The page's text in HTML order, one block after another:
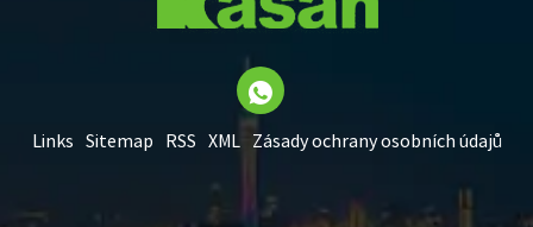
Links Sitemap RSS XML Zásady ochrany osobních údajů